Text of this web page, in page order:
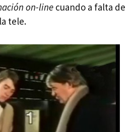
on-line cuando a falta de
tele.